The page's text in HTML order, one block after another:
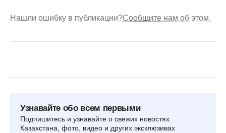
Нашли ошибку в публикации?Сообщите нам об этом.
Узнавайте обо всем первыми
Подпишитесь и узнавайте о свежих новостях
Казахстана, фото, видео и других эксклюзивах